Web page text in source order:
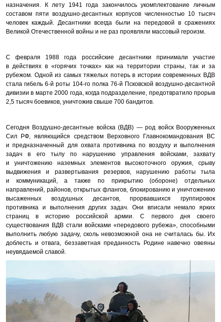
назначения. К лету 1941 года закончилось укомплектование личным
составом пяти воздушно-десантных корпусов численностью 10 тысяч
человек каждый. Десантники всегда были на передовой в сражениях
Великой Отечественной войны и не раз проявляли массовый героизм.
С февраля 1988 года российские десантники принимали участие
в действиях в «горячих точках» как на территории страны, так и за
рубежом. Одной из самых тяжелых потерь в истории современных ВДВ
стала гибель 6-й роты 104-го полка 76-й Псковской воздушно-десантной
дивизии в марте 2000 года, когда подразделение, предотвратило прорыв
2,5 тысяч боевиков, уничтожив свыше 700 бандитов.
Сегодня Воздушно-десантные войска (ВДВ) — род войск Вооруженных
Сил РФ, являющийся средством Верховного Главнокомандования ВС
и предназначенный для охвата противника по воздуху и выполнения
задач в его тылу по нарушению управления войсками, захвату
и уничтожению наземных элементов высокоточного оружия, срыву
выдвижения и развертывания резервов, нарушению работы тыла
и коммуникаций, а также по прикрытию (обороне) отдельных
направлений, районов, открытых флангов, блокированию и уничтожению
высаженных воздушных десантов, прорвавшихся группировок
противника и выполнения других задач. Они вписали немало ярких
страниц в историю российской армии. С первого дня своего
существования ВДВ стали войсками «передового рубежа», способными
выполнить любую задачу, сколь невозможной она не считалась бы. Их
доблесть и отвага, беззаветная преданность Родине навечно овеяны
неувядаемой славой.